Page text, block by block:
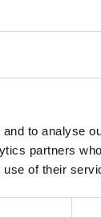
to analyse
partners
use of their
une
de la